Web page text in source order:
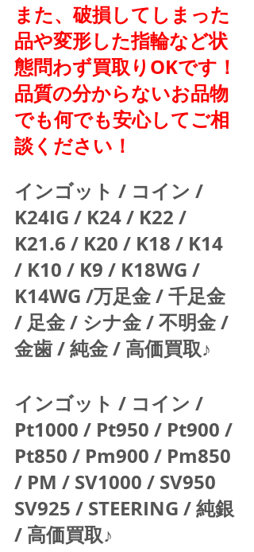
また、破損してしまった
品や変形した指輪など状
態問わず買取りOKです！
品質の分からないお品物
でも何でも安心してご相
談ください！
インゴット / コイン /
K24IG / K24 / K22 /
K21.6 / K20 / K18 / K14
/ K10 / K9 / K18WG /
K14WG /万足金 / 千足金
/ 足金 / シナ金 / 不明金 /
金歯 / 純金 / 高価買取♪
インゴット / コイン /
Pt1000 / Pt950 / Pt900 /
Pt850 / Pm900 / Pm850
/ PM / SV1000 / SV950
SV925 / STEERING / 純銀
/ 高価買取♪